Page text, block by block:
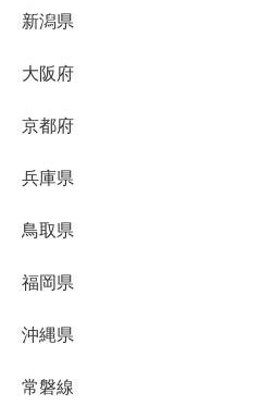
新潟県
大阪府
京都府
兵庫県
鳥取県
福岡県
沖縄県
常磐線